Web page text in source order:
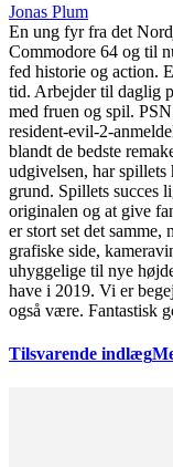
Jonas Plum
En ung fyr fra det
Commodore 64 og til
fed historie og action.
tid. Arbejder til daglig
med fruen og spil.
resident-evil-2-
blandt de bedste
udgivelsen, har spillets
grund. Spillets succes
originalen og at give
er stort set det samme,
grafiske side,
uhyggelige til nye
have i 2019. Vi er
også være. Fantastisk
Tilsvarende indlæg